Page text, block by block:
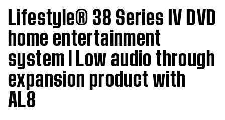
Lifestyle® 38 Series IV DVD
home entertainment
system | Low audio through
expansion product with
AL8